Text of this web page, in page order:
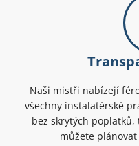
Naši mistři nabízejí
všechny instalatérské
bez skrytých poplatků,
můžete